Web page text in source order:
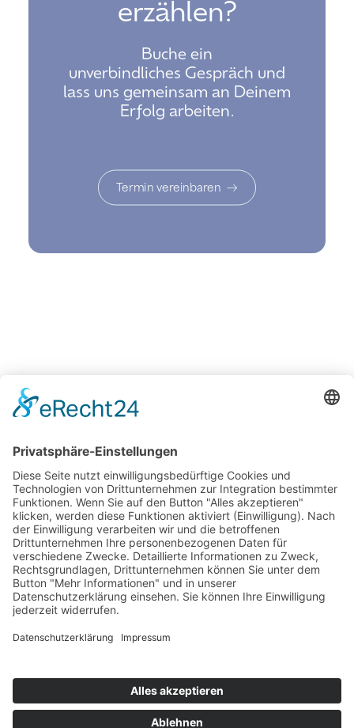
erzählen?
Buche ein
unverbindliches Gespräch und
lass uns gemeinsam an Deinem
Erfolg arbeiten.
Termin vereinbaren
Designkonzept.
info@the-designs.de
+49 17643856254
Cookie-Einstellungen
© Copyright 2025 by the designs | Impressum|Datenschutz|AGB